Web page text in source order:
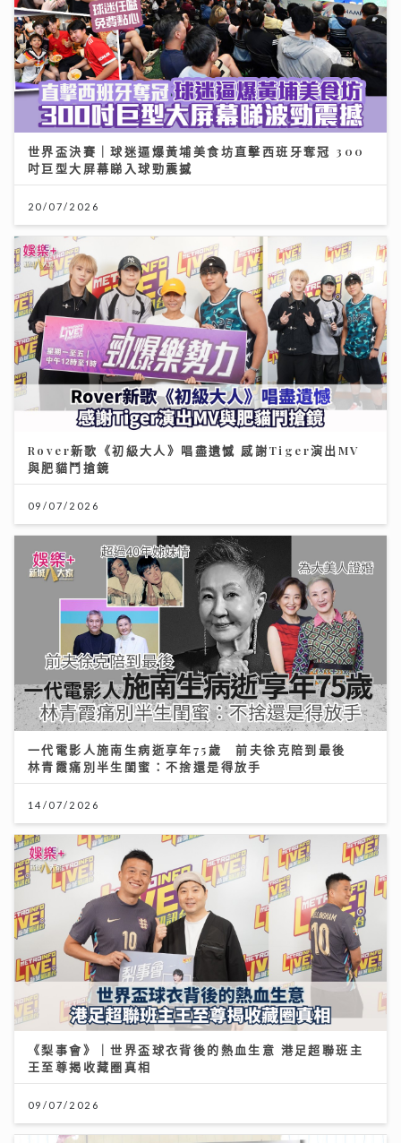
世界盃決賽｜球迷逼爆黃埔美食坊直擊西班牙奪冠 300
吋巨型大屏幕睇入球勁震撼
20/07/2026
Rover新歌《初級大人》唱盡遺憾 感謝Tiger演出MV
與肥貓鬥搶鏡
09/07/2026
一代電影人施南生病逝享年75歲 前夫徐克陪到最後
林青霞痛別半生閨蜜：不捨還是得放手
14/07/2026
《梨事會》｜世界盃球衣背後的熱血生意 港足超聯班主
王至尊揭收藏圈真相
09/07/2026